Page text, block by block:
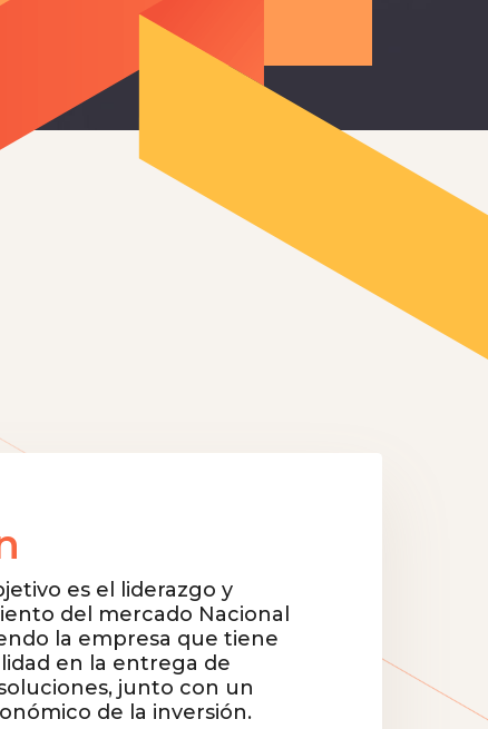
es el liderazgo y
del mercado Nacional
la empresa que tiene
en la entrega de
junto con un
de la inversión.